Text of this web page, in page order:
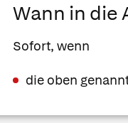
Wann in die
Sofort, wenn
die oben